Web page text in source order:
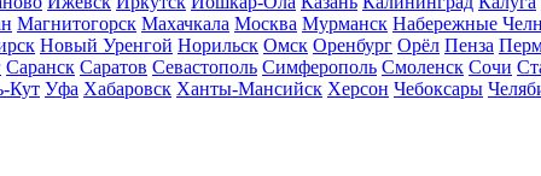
Магнитогорск Махачкала Москва Мурманск Набережные
Новый Уренгой Норильск Омск Оренбург Орёл Пенза
Саранск Саратов Севастополь Симферополь Смоленск Сочи
Кут Уфа Хабаровск Ханты-Мансийск Херсон Чебоксары